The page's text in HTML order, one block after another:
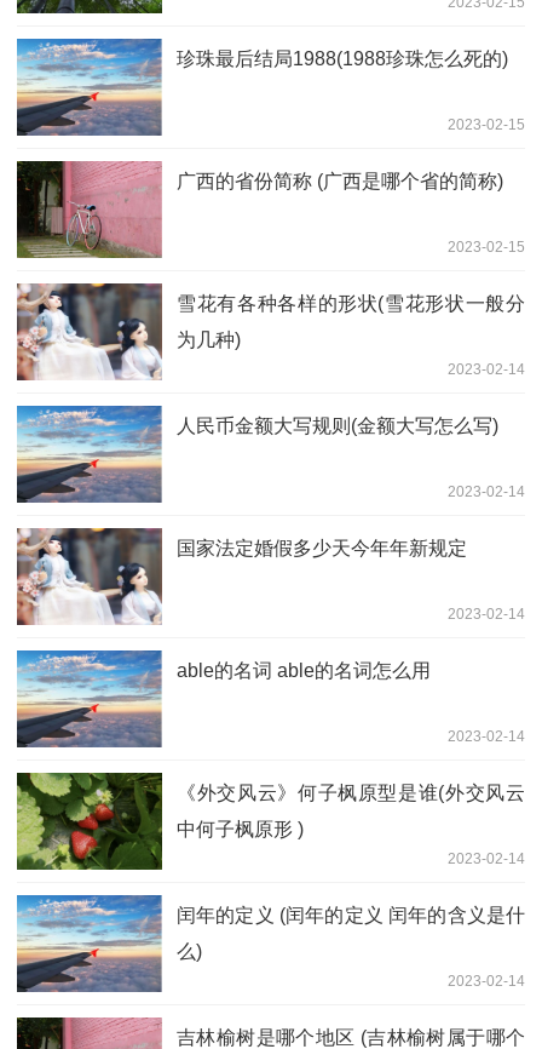
珍珠最后结局1988(1988珍珠怎么死的)
2023-02-15
广西的省份简称 (广西是哪个省的简称)
2023-02-15
雪花有各种各样的形状(雪花形状一般分
为几种)
2023-02-14
人民币金额大写规则(金额大写怎么写)
2023-02-14
国家法定婚假多少天今年年新规定
2023-02-14
able的名词 able的名词怎么用
2023-02-14
《外交风云》何子枫原型是谁(外交风云
中何子枫原形 )
2023-02-14
闰年的定义 (闰年的定义 闰年的含义是什
么)
2023-02-14
吉林榆树是哪个地区 (吉林榆树属于哪个